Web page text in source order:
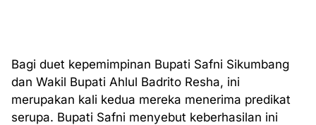
Bagi duet kepemimpinan Bupati Safni Sikumbang
dan Wakil Bupati Ahlul Badrito Resha, ini
merupakan kali kedua mereka menerima predikat
serupa. Bupati Safni menyebut keberhasilan ini